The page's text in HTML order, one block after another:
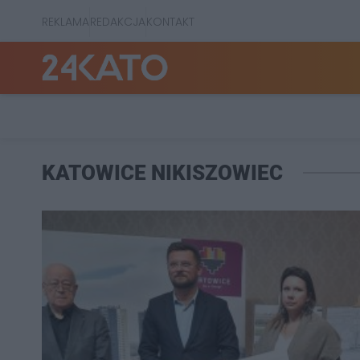
REKLAMAREDAKCJAKONTAKT
KATOWICE NIKISZOWIEC